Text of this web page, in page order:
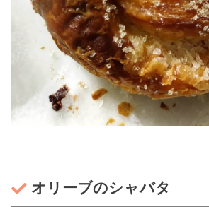
オリーブのシャバタ